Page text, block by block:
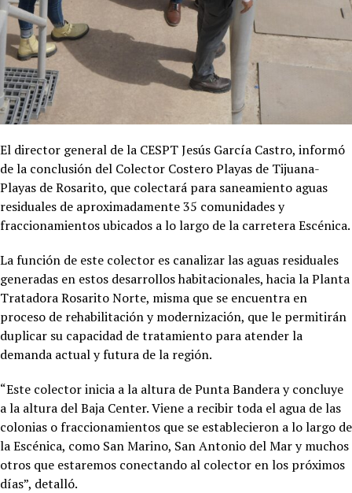
El director general de la CESPT Jesús García Castro, informó
de la conclusión del Colector Costero Playas de Tijuana-
Playas de Rosarito, que colectará para saneamiento aguas
residuales de aproximadamente 35 comunidades y
fraccionamientos ubicados a lo largo de la carretera Escénica.
La función de este colector es canalizar las aguas residuales
generadas en estos desarrollos habitacionales, hacia la Planta
Tratadora Rosarito Norte, misma que se encuentra en
proceso de rehabilitación y modernización, que le permitirán
duplicar su capacidad de tratamiento para atender la
demanda actual y futura de la región.
“Este colector inicia a la altura de Punta Bandera y concluye
a la altura del Baja Center. Viene a recibir toda el agua de las
colonias o fraccionamientos que se establecieron a lo largo de
la Escénica, como San Marino, San Antonio del Mar y muchos
otros que estaremos conectando al colector en los próximos
días”, detalló.